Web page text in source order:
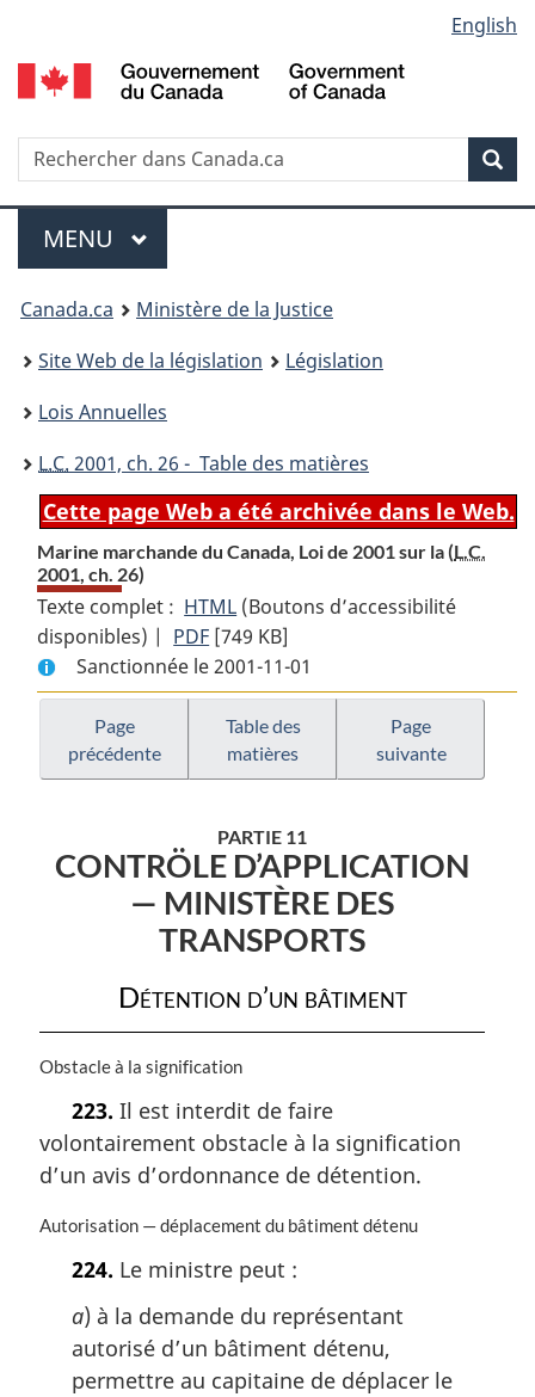
au
contenu
propos
de
la
HTML
simplifiée
selection
English
Recherche
Menu
MENU PRINCIPAL
You
are
here:
Canada.ca
Ministère de la Justice
Site Web de la législation
Législation
Lois Annuelles
L.C. 2001, ch. 26 - Table des matières
Cette page Web a été archivée dans le Web.
Marine marchande du Canada, Loi de 2001 sur la (L.C.
2001, ch. 26)
Texte complet : HTML Texte
complet
:
Marine
marchande
du
Canada,
de
2001
sur
la
(Boutons d’accessibilité
disponibles) | PDF Texte
complet
:
Marine
marchande
du
Loi
de
2001
sur
[749 KB]
Sanctionnée le 2001-11-01
Page
précédente
Table des
matières
Page
suivante
PARTIE 11
CONTRÖLE D’APPLICATION
— MINISTÈRE DES
TRANSPORTS
Détention d’un bâtiment
N
e
m
r
Obstacle à la signification
223. Il est interdit de faire
volontairement obstacle à la signification
d’un avis d’ordonnance de détention.
N
Autorisation — déplacement du bâtiment détenu
224. Le ministre peut :
a) à la demande du représentant
autorisé d’un bâtiment détenu,
permettre au capitaine de déplacer le